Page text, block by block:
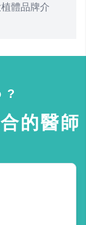
體品牌介
?
的醫師